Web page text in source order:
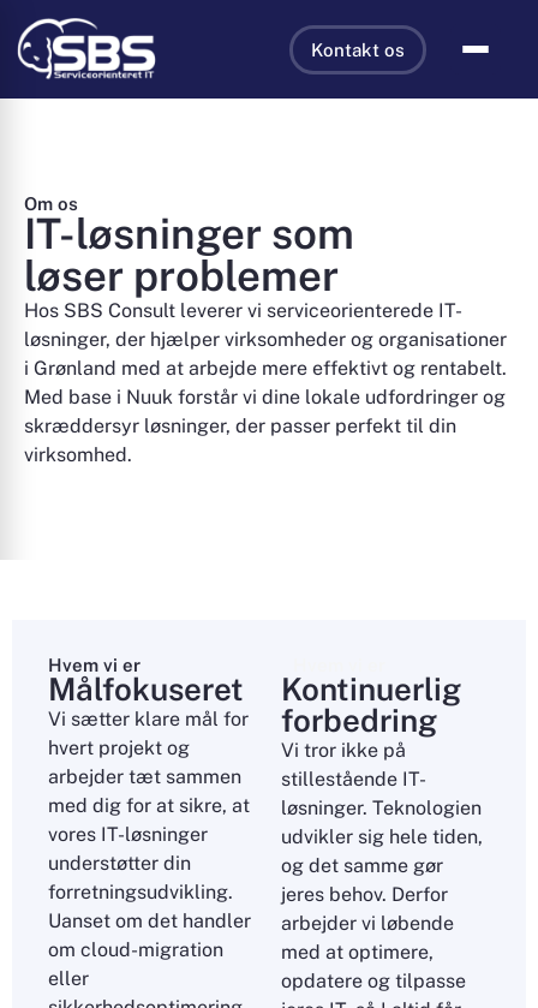
Kontakt os
Om os
IT-løsninger som
løser problemer
Hos SBS Consult leverer vi serviceorienterede IT-
løsninger, der hjælper virksomheder og organisationer
i Grønland med at arbejde mere effektivt og rentabelt.
Med base i Nuuk forstår vi dine lokale udfordringer og
skræddersyr løsninger, der passer perfekt til din
virksomhed.
Hvem vi er
Målfokuseret
Vi sætter klare mål for
hvert projekt og
arbejder tæt sammen
med dig for at sikre, at
vores IT-løsninger
understøtter din
forretningsudvikling.
Uanset om det handler
om cloud-migration
eller
Kontinuerlig
forbedring
Vi tror ikke på
stillestående IT-
løsninger. Teknologien
udvikler sig hele tiden,
og det samme gør
jeres behov. Derfor
arbejder vi løbende
med at optimere,
opdatere og tilpasse